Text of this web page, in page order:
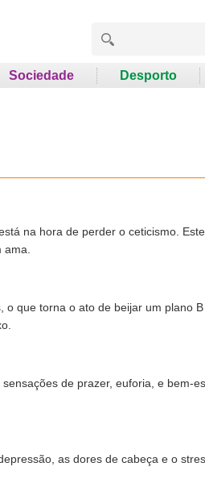
Sociedade Desporto
na hora de perder o ceticismo.
o que torna o ato de beijar um plano
de prazer, euforia, e bem-
as dores de cabeça e o